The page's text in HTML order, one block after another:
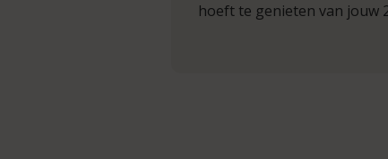
hoeft te genieten van jouw